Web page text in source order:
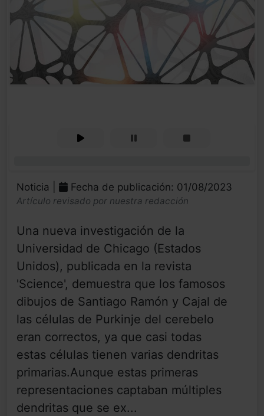
Noticia | Fecha de publicación: 01/08/2023
Artículo revisado por nuestra redacción
Una nueva investigación de la
Universidad de Chicago (Estados
Unidos), publicada en la revista
'Science', demuestra que los famosos
dibujos de Santiago Ramón y Cajal de
las células de Purkinje del cerebelo
eran correctos, ya que casi todas
estas células tienen varias dendritas
primarias.Aunque estas primeras
representaciones captaban múltiples
dendritas que se ex...